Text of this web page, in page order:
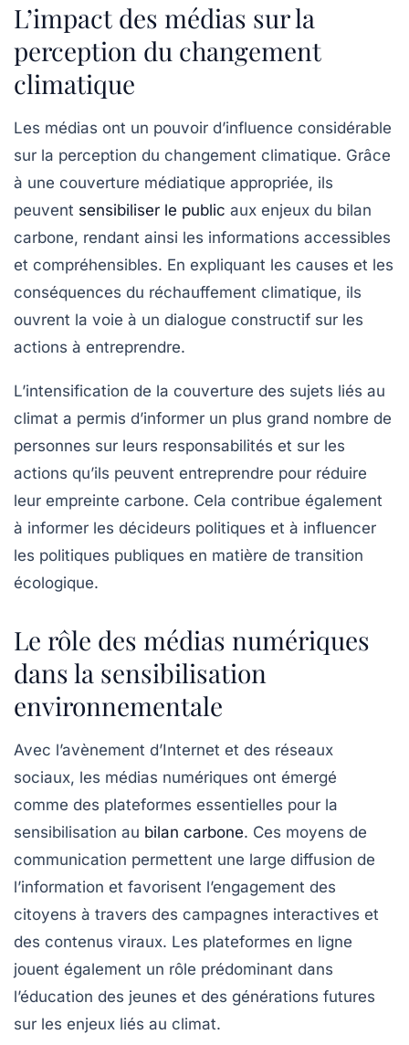
L’impact des médias sur la
perception du changement
climatique
Les médias ont un pouvoir d’influence considérable
sur la perception du changement climatique. Grâce
à une couverture médiatique appropriée, ils
peuvent sensibiliser le public aux enjeux du bilan
carbone, rendant ainsi les informations accessibles
et compréhensibles. En expliquant les causes et les
conséquences du réchauffement climatique, ils
ouvrent la voie à un dialogue constructif sur les
actions à entreprendre.
L’intensification de la couverture des sujets liés au
climat a permis d’informer un plus grand nombre de
personnes sur leurs responsabilités et sur les
actions qu’ils peuvent entreprendre pour réduire
leur empreinte carbone. Cela contribue également
à informer les décideurs politiques et à influencer
les politiques publiques en matière de transition
écologique.
Le rôle des médias numériques
dans la sensibilisation
environnementale
Avec l’avènement d’Internet et des réseaux
sociaux, les médias numériques ont émergé
comme des plateformes essentielles pour la
sensibilisation au bilan carbone. Ces moyens de
communication permettent une large diffusion de
l’information et favorisent l’engagement des
citoyens à travers des campagnes interactives et
des contenus viraux. Les plateformes en ligne
jouent également un rôle prédominant dans
l’éducation des jeunes et des générations futures
sur les enjeux liés au climat.